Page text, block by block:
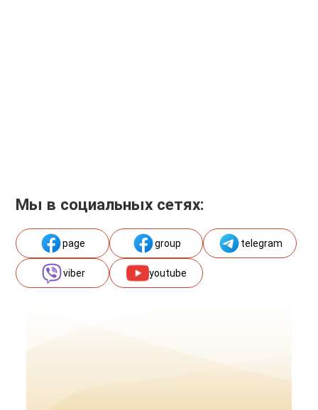
Мы в социальных сетях:
page group telegram
viber youtube